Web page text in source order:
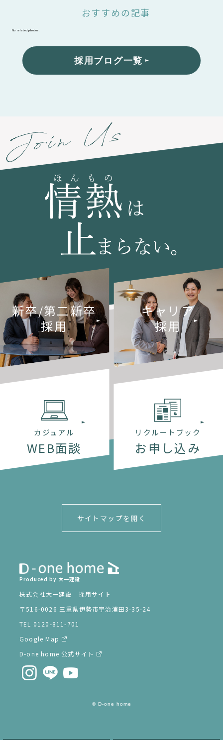
おすすめの記事
No related photos.
採用ブログ一覧
新卒/第二新卒
採用
キャリア
採用
カジュアル
WEB面談
リクルートブック
お申し込み
サイトマップを開く
Produced by 大一建設
株式会社大一建設 採用サイト
〒516-0026 三重県伊勢市宇治浦田3-35-24
TEL 0120-811-701
Google Map
D-one home 公式サイト
© D-one home